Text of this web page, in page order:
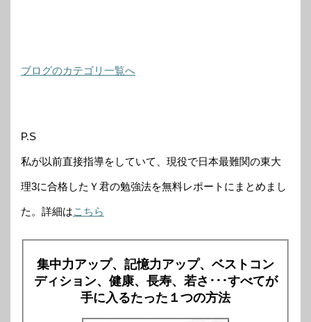
ブログのカテゴリ一覧へ
P.S
私が以前直接指導をしていて、現役で日本最難関の東大
理3に合格したＹ君の勉強法を無料レポートにまとめまし
た。詳細はこちら
集中力アップ、記憶力アップ、ベストコン
ディション、健康、長寿、若さ･･･すべてが
手に入るたった１つの方法